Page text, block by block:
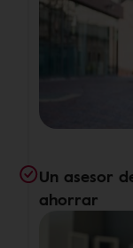
Un asesor
ahorrar